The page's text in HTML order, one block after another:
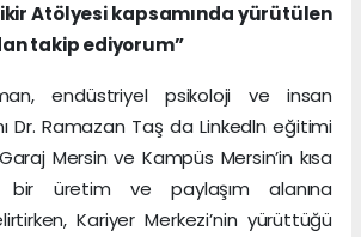
Atölyesi kapsamında yürütülen
takip ediyorum”
endüstriyel psikoloji ve insan
Dr. Ramazan Taş da Linkedln eğitimi
Mersin ve Kampüs Mersin’in kısa
üretim ve paylaşım alanına
Kariyer Merkezi’nin yürüttüğü